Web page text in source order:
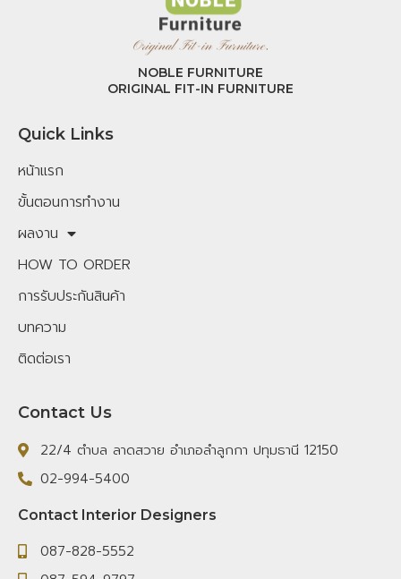
NOBLE FURNITURE
ORIGINAL FIT-IN FURNITURE
Quick Links
หน้าแรก
ขั้นตอนการทำงาน
ผลงาน
HOW TO ORDER
การรับประกันสินค้า
บทความ
ติดต่อเรา
Contact Us
22/4 ตำบล ลาดสวาย อำเภอลำลูกกา ปทุมธานี 12150
02-994-5400
Contact Interior Designers
087-828-5552